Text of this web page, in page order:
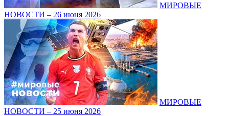
МИРОВЫЕ
НОВОСТИ – 26 июня 2026
МИРОВЫЕ
НОВОСТИ – 25 июня 2026